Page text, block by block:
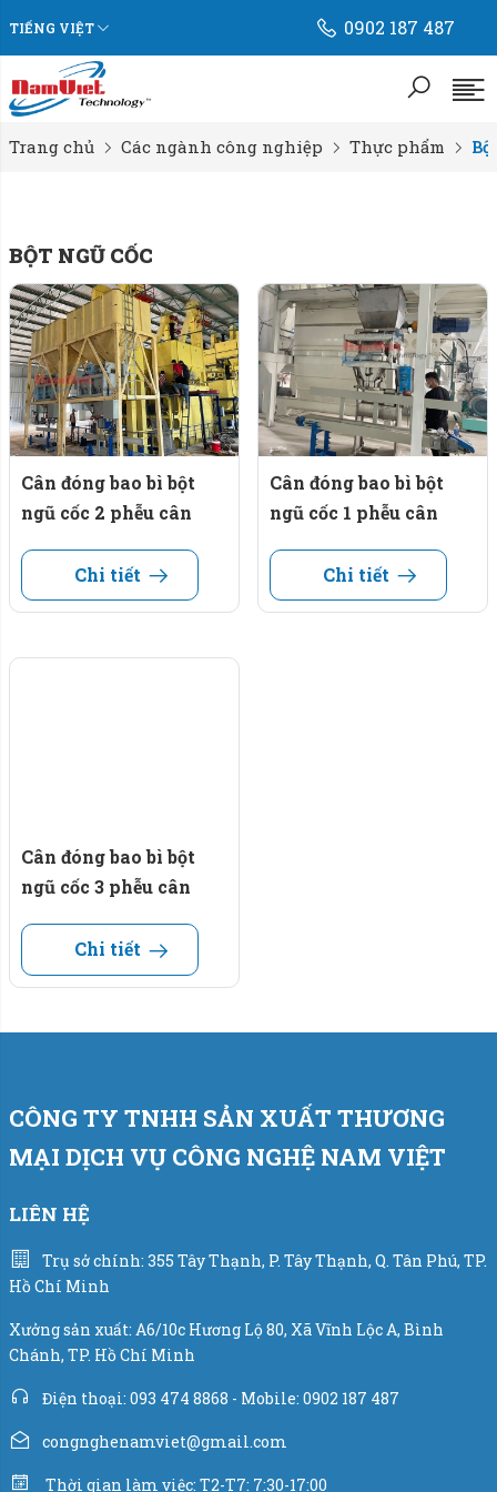
TIẾNG VIỆT 0902 187 487
Trang chủ Các ngành công nghiệp Thực phẩm
BỘT NGŨ CỐC
Cân đóng bao bì bột
ngũ cốc 2 phễu cân
Chi tiết
Cân đóng bao bì bột
ngũ cốc 1 phễu cân
Chi tiết
Cân đóng bao bì bột
ngũ cốc 3 phễu cân
Chi tiết
CÔNG TY TNHH SẢN XUẤT THƯƠNG
MẠI DỊCH VỤ CÔNG NGHỆ NAM VIỆT
LIÊN HỆ
Trụ sở chính: 355 Tây Thạnh, P. Tây Thạnh, Q. Tân Phú, TP.
Hồ Chí Minh
Xưởng sản xuất: A6/10c Hương Lộ 80, Xã Vĩnh Lộc A, Bình
Chánh, TP. Hồ Chí Minh
Điện thoại: 093 474 8868 - Mobile: 0902 187 487
congnghenamviet@gmail.com
Thời gian làm việc: T2-T7: 7:30-17:00